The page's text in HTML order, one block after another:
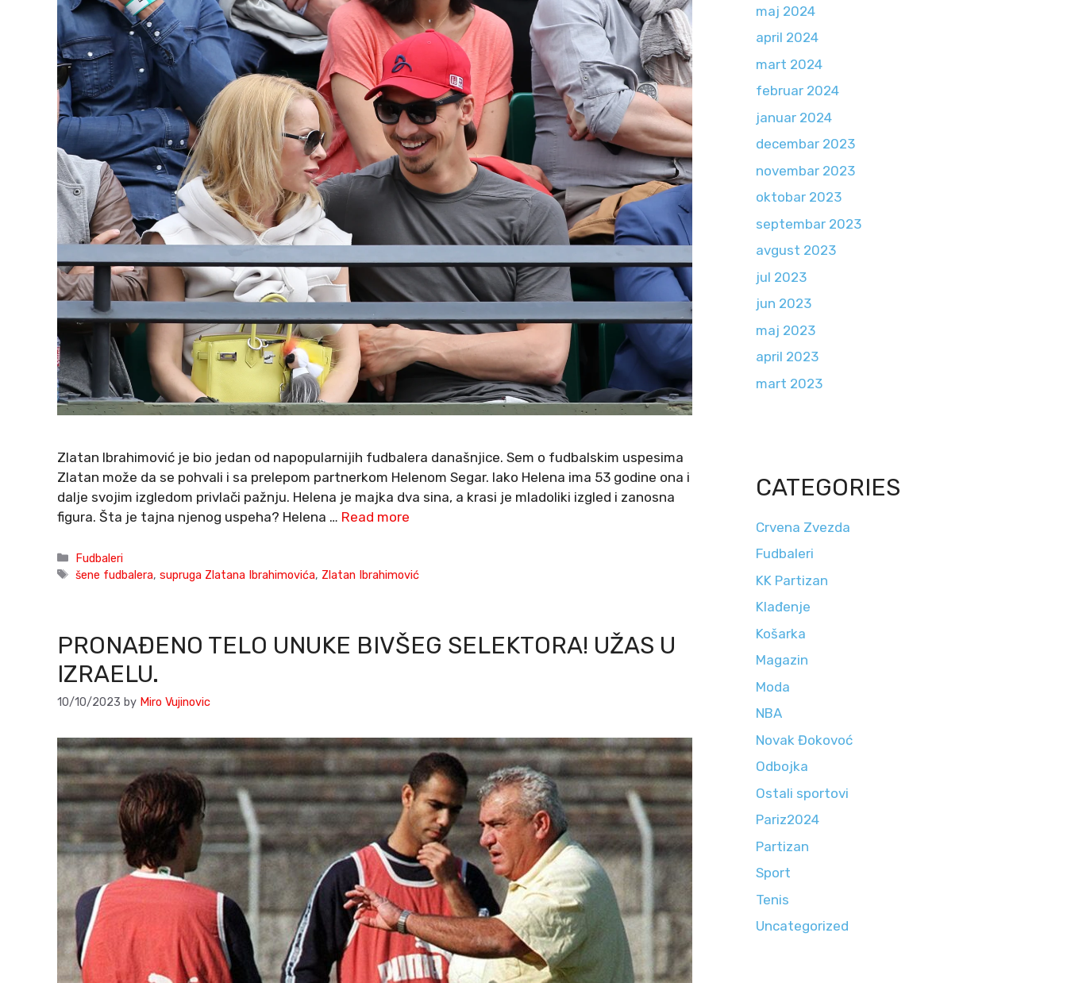
Zlatan Ibrahimović je bio jedan od napopularnijih fudbalera današnjice. Sem o fudbalskim uspesima
Zlatan može da se pohvali i sa prelepom partnerkom Helenom Segar. Iako Helena ima 53 godine ona i
dalje svojim izgledom privlači pažnju. Helena je majka dva sina, a krasi je mladoliki izgled i zanosna
figura. Šta je tajna njenog uspeha? Helena … Read more
Categories
Fudbaleri
Tags
šene fudbalera,supruga Zlatana Ibrahimovića, Zlatan Ibrahimović
PRONAĐENO TELO UNUKE BIVŠEG SELEKTORA! UŽAS U
IZRAELU.
10/10/2023 by Miro Vujinovic
maj 2024
april 2024
mart 2024
februar 2024
januar 2024
decembar 2023
novembar 2023
oktobar 2023
septembar 2023
avgust 2023
jul 2023
jun 2023
maj 2023
april 2023
mart 2023
CATEGORIES
Crvena Zvezda
Fudbaleri
KK Partizan
Klađenje
Košarka
Magazin
Moda
NBA
Novak Đokovoć
Odbojka
Ostali sportovi
Pariz2024
Partizan
Sport
Tenis
Uncategorized